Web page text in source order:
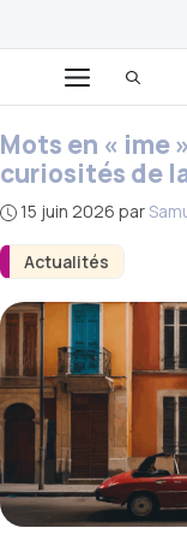
au
contenuMenu
Actualités
Mots en « ime
curiosités de
15 juin 2026 par